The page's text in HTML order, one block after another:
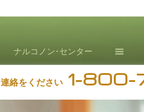
ナルコノン･センター
ニュー
連絡をください 1-